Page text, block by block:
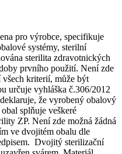
pro výrobce, specifikuje
systémy, sterilní
sterilita zdravotnických
prvního použití. Není zde
kriterií, může být
určuje vyhláška č.306/2012
že vyrobený obalový
splňuje veškeré
ZP. Není zde možná žádná
ve dvojitém obalu dle
Dvojitý sterilizační